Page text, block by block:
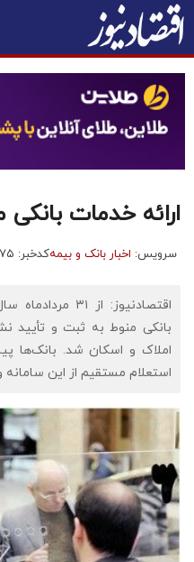
ارائه خدمات
سرویس: اخبار بانک و بیمهکدخبر: ۷۳۹۱۷۵
بانکی منوط به ثبت و تأیید
املاک و اسکان شد. بانک‌ها
استعلام مستقیم از این